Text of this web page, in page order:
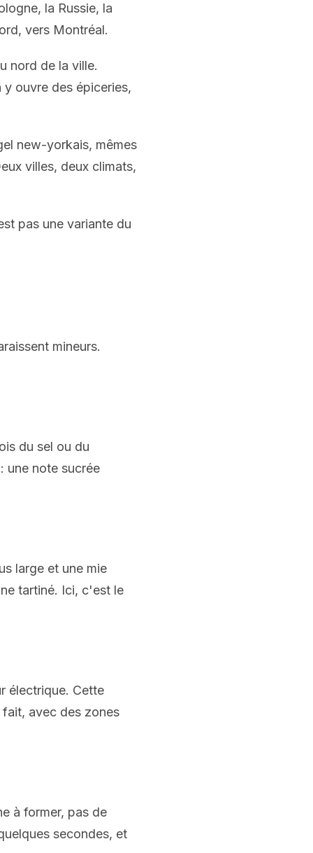
la Russie, la
vers Montréal.
nord de la ville.
ouvre des épiceries,
new-yorkais, mêmes
villes, deux climats,
pas une variante du
mineurs.
du sel ou du
une note sucrée
large et une mie
tartiné. Ici, c'est le
électrique. Cette
avec des zones
à former, pas de
secondes, et